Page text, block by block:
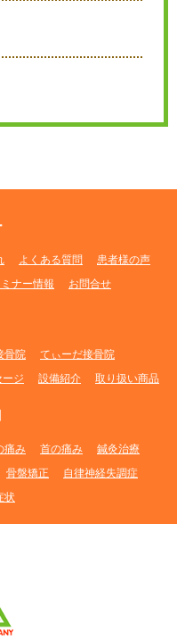
よくある質問
患者様の声
ナー情報 お問合せ
骨院
てぃーだ接骨院
ジ 設備紹介 取り扱い商品
痛み 首の痛み
鍼灸治療
骨盤矯正
自律神経失調症
状